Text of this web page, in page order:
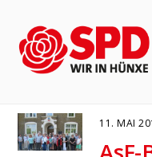
Bustour
11. MAI